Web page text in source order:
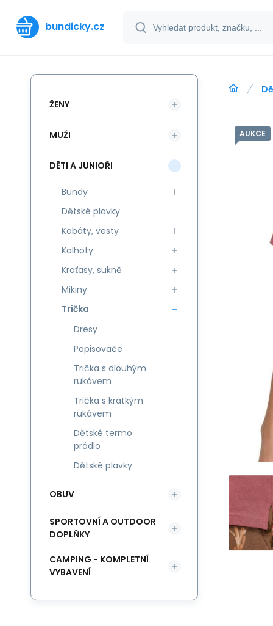
bundicky.cz
AUKCE
ŽENY
MUŽI
DĚTI A JUNIOŘI
Bundy
Dětské plavky
Kabáty, vesty
Kalhoty
Kraťasy, sukně
Mikiny
Trička
Dresy
Popisovače
Trička s dlouhým
rukávem
Trička s krátkým
rukávem
Dětské termo
prádlo
Dětské plavky
OBUV
SPORTOVNÍ A OUTDOOR
DOPLŇKY
CAMPING - KOMPLETNÍ
VYBAVENÍ